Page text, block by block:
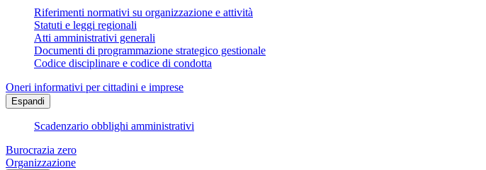
Riferimenti normativi su organizzazione e attività
Statuti e leggi regionali
Atti amministrativi generali
Documenti di programmazione strategico gestionale
Codice disciplinare e codice di condotta
Oneri informativi per cittadini e imprese
Espandi
Scadenzario obblighi amministrativi
Burocrazia zero
Organizzazione